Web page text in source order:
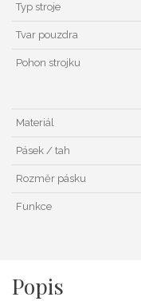
Typ stroje
Tvar pouzdra
Pohon strojku
Materiál
Pásek / tah
Rozměr pásku
Funkce
Popis